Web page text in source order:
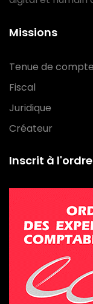
Missions
Tenue de compte
Fiscal
Juridique
Créateur
Inscrit à l'ordre